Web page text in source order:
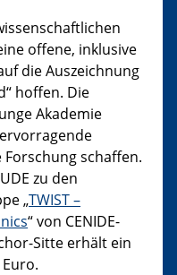
offene, inklusive
die Auszeichnung
hoffen. Die
Akademie
schaffen.
zu den
„TWIST –
“ von CENIDE-
Sitte erhält ein